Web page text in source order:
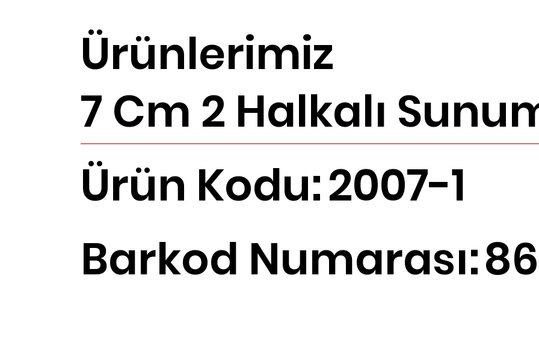
Ürünlerimiz
7 Cm 2 Halkalı
Ürün Kodu:2007-1
Barkod Numarası: